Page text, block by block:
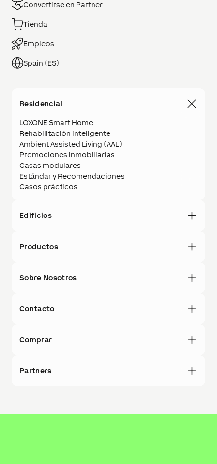
Convertirse en Partner
Tienda
Empleos
Spain (ES)
Residencial
LOXONE Smart Home
Rehabilitación inteligente
Ambient Assisted Living (AAL)
Promociones inmobiliarias
Casas modulares
Estándar y Recomendaciones
Casos prácticos
Edificios
Productos
Sobre Nosotros
Contacto
Comprar
Partners